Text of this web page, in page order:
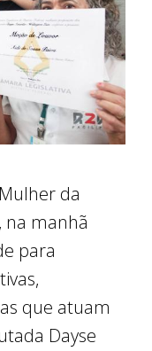
da
na manhã
para
que atuam
Dayse